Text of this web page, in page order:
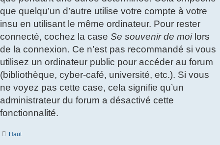
que quelqu’un d’autre utilise votre compte à votre
insu en utilisant le même ordinateur. Pour rester
connecté, cochez la case Se souvenir de moilors
de la connexion. Ce n’est pas recommandé si vous
utilisez un ordinateur public pour accéder au forum
(bibliothèque, cyber-café, université, etc.). Si vous
ne voyez pas cette case, cela signifie qu’un
administrateur du forum a désactivé cette
fonctionnalité.
Haut